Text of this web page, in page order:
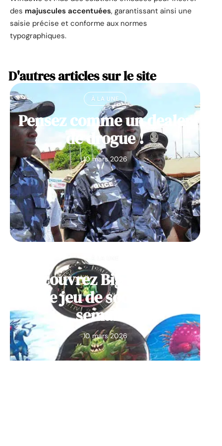
des majuscules accentuées, garantissant ainsi une
saisie précise et conforme aux normes
typographiques.
D'autres articles sur le site
À LA UNE
Pensez comme un dealer
de drogue !
10 mars 2026
Découvrez Big Monster,
notre jeu de société de la
semaine
10 mars 2026